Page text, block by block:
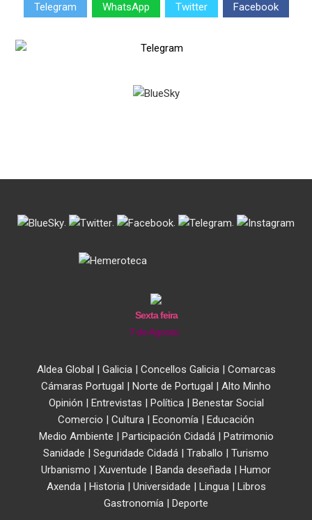
Telegram WhatsApp Twitter Facebook
. . . .
Sexta feira
7 de Agosto
Aldea Global | Galicia| Concellos Galicia| Comarcas
Cámaras Portugal | Norte de Portugal | Alto Minho
Opinión | Entrevistas | Política| Benestar Social
Comercio | Cultura | Economía | Educación
Medio Ambiente | Participación Cidadá| Patrimonio
Sanidade | Seguridade Cidadá | Traballo | Turismo
Urbanismo | Xuventude | Banda deseñada | Humor
Axenda| Historia| Universidade | Lingua| Libros
Gastronomía | Deporte